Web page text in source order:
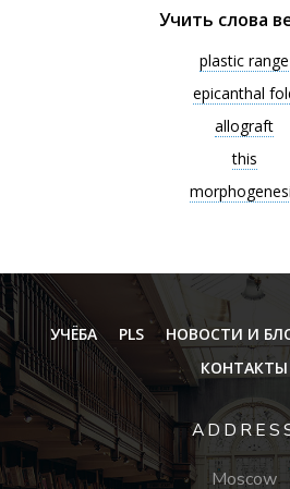
Учить слова
plastic range
epicanthal
allograft
this
УЧЁБА PLS НОВОСТИ И
КОНТАКТЫ
Moscow